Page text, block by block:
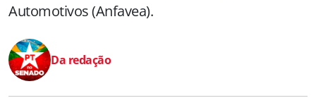
Automotivos (Anfavea).
Da redação